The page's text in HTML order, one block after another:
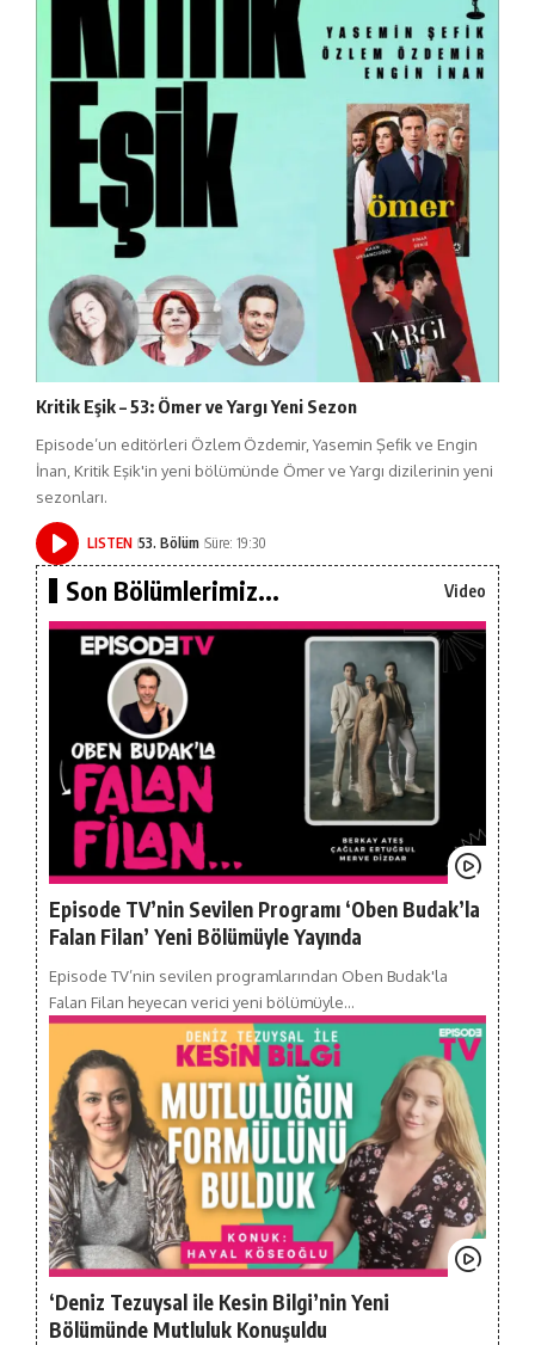
Kritik Eşik – 53: Ömer ve Yargı Yeni Sezon
Episode’un editörleri Özlem Özdemir, Yasemin Şefik ve Engin
İnan, Kritik Eşik'in yeni bölümünde Ömer ve Yargı dizilerinin yeni
sezonları.
LISTEN 53. Bölüm Süre: 19:30
Son Bölümlerimiz... Video
Episode TV’nin Sevilen Programı ‘Oben Budak’la
Falan Filan’ Yeni Bölümüyle Yayında
Episode TV’nin sevilen programlarından Oben Budak'la
Falan Filan heyecan verici yeni bölümüyle…
‘Deniz Tezuysal ile Kesin Bilgi’nin Yeni
Bölümünde Mutluluk Konuşuldu